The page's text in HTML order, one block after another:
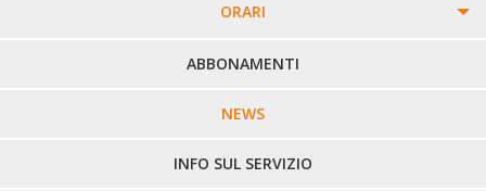
ORARI
PERCORSI URBANI IN BIELLA
LINEE URBANE VERCELLI
LINEE EXTRAURBANE
ABBONAMENTI
NEWS
INFO SUL SERVIZIO